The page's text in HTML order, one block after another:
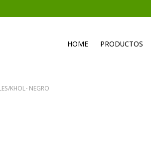
HOME PRODUCTOS
/KHOL- NEGRO